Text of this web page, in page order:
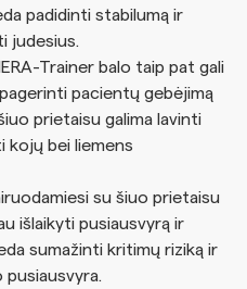
padidinti stabilumą ir
judesius.
Trainer balo taip pat gali
pacientų gebėjimą
prietaisu galima lavinti
kojų bei liemens
su šiuo prietaisu
išlaikyti pusiausvyrą ir
sumažinti kritimų riziką ir
pusiausvyra.